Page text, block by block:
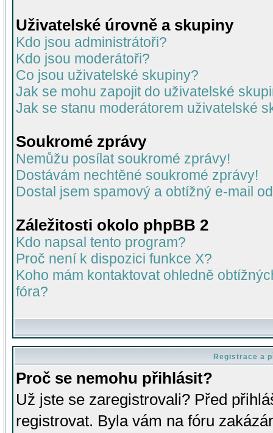
Uživatelské úrovně a skupiny
Kdo jsou administrátoři?
Kdo jsou moderátoři?
Co jsou uživatelské skupiny?
Jak se mohu zapojit do uživatelské
Jak se stanu moderátorem uživatelské
Soukromé zprávy
Nemůžu posílat soukromé zprávy!
Dostávám nechtěné soukromé zprávy!
Dostal jsem spamový a obtížný e-mail
Záležitosti okolo phpBB 2
Kdo napsal tento program?
Proč není k dispozici funkce X?
Koho mám kontaktovat ohledně
fóra?
Registrace a
Proč se nemohu přihlásit?
Už jste se zaregistrovali? Před
registrovat. Byla vám na fóru